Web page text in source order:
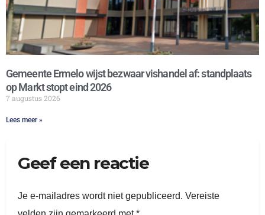
Gemeente Ermelo wijst bezwaar vishandel af: standplaats
op Markt stopt eind 2026
7 augustus 2026
Lees meer »
Geef een reactie
Je e-mailadres wordt niet gepubliceerd. Vereiste